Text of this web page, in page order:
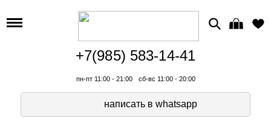
+7(985) 583-14-41
пн-пт 11:00 - 21:00 сб-вс 11:00 - 20:00
написать в whatsapp